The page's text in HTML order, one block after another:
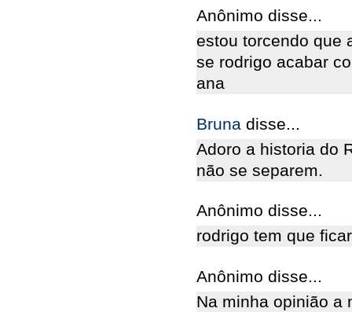
Anônimo disse...
estou torcendo que
se rodrigo acabar
ana
Bruna disse...
Adoro a historia do
não se separem.
Anônimo disse...
rodrigo tem que
Anônimo disse...
Na minha opinião a